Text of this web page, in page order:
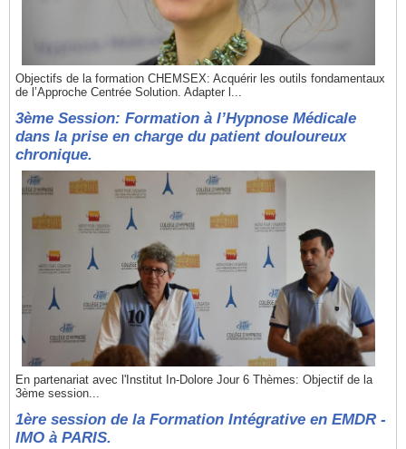
Objectifs de la formation CHEMSEX: Acquérir les outils fondamentaux
de l’Approche Centrée Solution. Adapter l...
3ème Session: Formation à l’Hypnose Médicale
dans la prise en charge du patient douloureux
chronique.
En partenariat avec l'Institut In-Dolore Jour 6 Thèmes: Objectif de la
3ème session...
1ère session de la Formation Intégrative en EMDR -
IMO à PARIS.